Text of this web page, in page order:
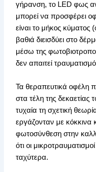
γήρανση, το LED φως
μπορεί να προσφέρει
είναι το μήκος
βαθιά διεισδύει στο
μέσω της
δεν απαιτεί
Τα θεραπευτικά οφέλη
στα τέλη της δεκαετίας
τυχαία τη σχετική
εργάζονταν με κόκκινα
φωτοσύνθεση στην
ότι οι
ταχύτερα.